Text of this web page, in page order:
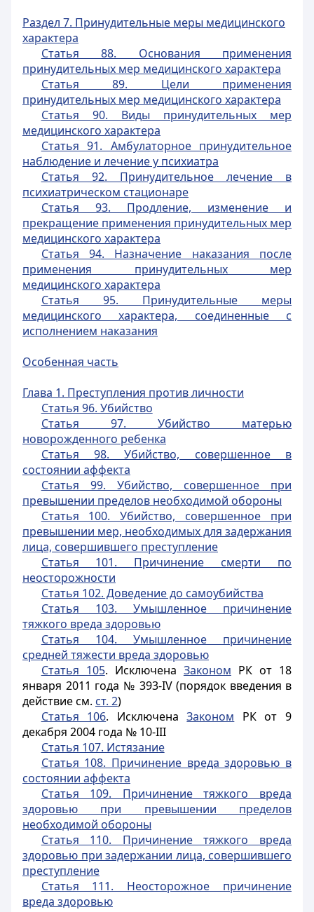
Раздел 7. Принудительные меры медицинского
характера
Статья 88. Основания применения
принудительных мер медицинского характера
Статья 89. Цели применения
принудительных мер медицинского характера
Статья 90. Виды принудительных мер
медицинского характера
Статья 91. Амбулаторное принудительное
наблюдение и лечение у психиатра
Статья 92. Принудительное лечение в
психиатрическом стационаре
Статья 93. Продление, изменение и
прекращение применения принудительных мер
медицинского характера
Статья 94. Назначение наказания после
применения принудительных мер
медицинского характера
Статья 95. Принудительные меры
медицинского характера, соединенные с
исполнением наказания
Особенная часть
Глава 1. Преступления против личности
Статья 96. Убийство
Статья 97. Убийство матерью
новорожденного ребенка
Статья 98. Убийство, совершенное в
состоянии аффекта
Статья 99. Убийство, совершенное при
превышении пределов необходимой обороны
Статья 100. Убийство, совершенное при
превышении мер, необходимых для задержания
лица, совершившего преступление
Статья 101. Причинение смерти по
неосторожности
Статья 102. Доведение до самоубийства
Статья 103. Умышленное причинение
тяжкого вреда здоровью
Статья 104. Умышленное причинение
средней тяжести вреда здоровью
Статья 105. Исключена Законом РК от 18
января 2011 года № 393-IV (порядок введения в
действие см. ст. 2)
Статья 106. ИсключенаЗаконом РК от 9
декабря 2004 года № 10-III
Статья 107. Истязание
Статья 108. Причинение вреда здоровью в
состоянии аффекта
Статья 109. Причинение тяжкого вреда
здоровью при превышении пределов
необходимой обороны
Статья 110. Причинение тяжкого вреда
здоровью при задержании лица, совершившего
преступление
Статья 111. Неосторожное причинение
вреда здоровью